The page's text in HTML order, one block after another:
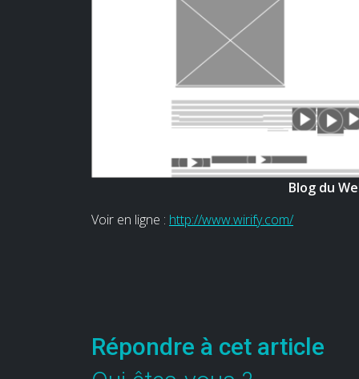
Blog du
Voir en ligne : http://www.wirify.com/
Répondre à cet article